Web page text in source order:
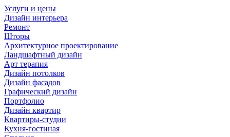
Услуги и цены
Дизайн интерьера
Ремонт
Шторы
Архитектурное проектирование
Ландшафтный дизайн
Арт терапия
Дизайн потолков
Дизайн фасадов
Графический дизайн
Портфолио
Дизайн квартир
Квартиры-студии
Кухня-гостиная